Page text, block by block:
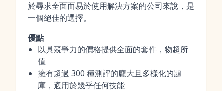
於尋求全面而易於使用解決方案的公司來說，是
一個絕佳的選擇。
優點
以具競爭力的價格提供全面的套件，物超所
值
擁有超過 300 種測評的龐大且多樣化的題
庫，適用於幾乎任何技能